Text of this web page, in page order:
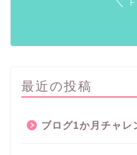
最近の投稿
ブログ1か月チャレ